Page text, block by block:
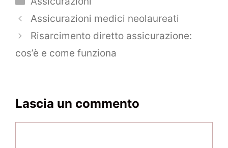
Navigazione
articolo
Assicurazioni medici neolaureati
Risarcimento diretto assicurazione:
cos’è e come funziona
Lascia un commento